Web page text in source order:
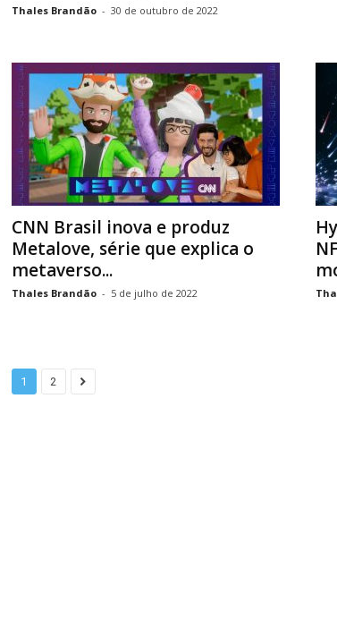
Thales Brandão - 30 de outubro de 2022
CNN Brasil inova e produz
Metalove, série que explica o
metaverso...
Thales Brandão - 5 de julho de 2022
1 2